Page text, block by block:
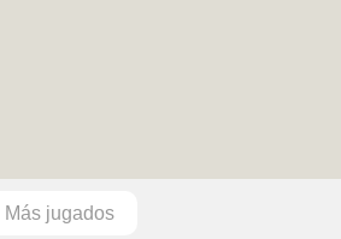
Más jugados